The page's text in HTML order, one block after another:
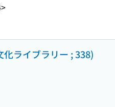
ライブラリー ; 338)